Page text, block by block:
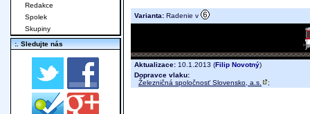
Varianta: Radenie v
Aktualizace: 10.1.2013 (Filip Novotný)
Dopravce vlaku:
Železničná spoločnosť Slovensko, a.s.
;
Redakce
Spolek
Skupiny
:. Sledujte nás